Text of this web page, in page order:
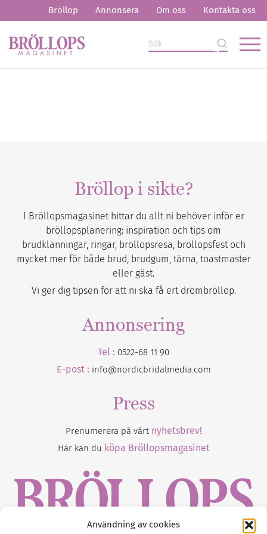
Användning av cookies
Bröllop Annonsera Om oss Kontakta oss
Bröllop i sikte?
I Bröllopsmagasinet hittar du allt ni behöver inför er
bröllopsplanering: inspiration och tips om
brudklänningar, ringar, bröllopsresa, bröllopsfest och
mycket mer för både brud, brudgum, tärna, toastmaster
eller gäst.
Vi ger dig tipsen för att ni ska få ert drömbröllop.
Annonsering
Tel : 0522-68 11 90
E-post : info@nordicbridalmedia.com
Press
Prenumerera på vårt nyhetsbrev!
Här kan du köpa Bröllopsmagasinet